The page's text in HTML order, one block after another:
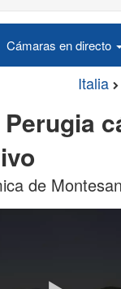
Cámaras en directo
Italia
de